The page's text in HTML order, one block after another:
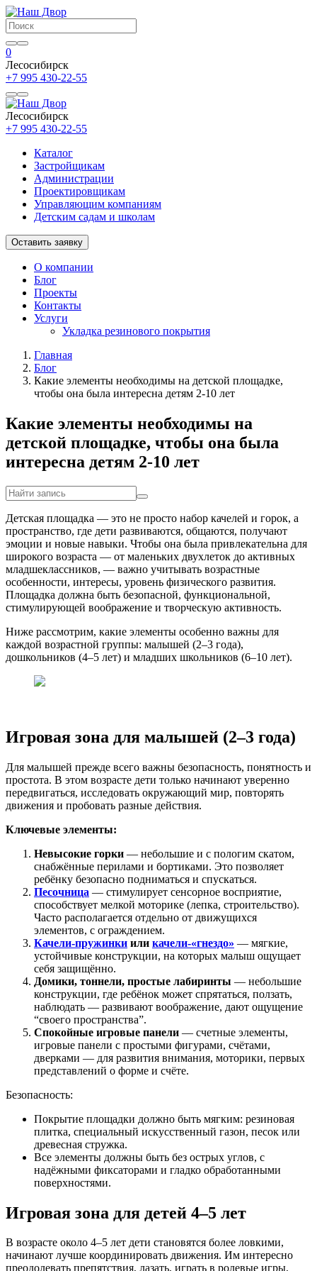
0
Лесосибирск
+7 995 430-22-55
Лесосибирск
+7 995 430-22-55
Каталог
Застройщикам
Администрации
Проектировщикам
Управляющим компаниям
Детским садам и школам
Оставить заявку
О компании
Блог
Проекты
Контакты
Услуги
Укладка резинового покрытия
Главная
Блог
Какие элементы необходимы на детской площадке,
чтобы она была интересна детям 2-10 лет
Какие элементы необходимы на
детской площадке, чтобы она была
интересна детям 2-10 лет
Детская площадка — это не просто набор качелей и горок, а
пространство, где дети развиваются, общаются, получают
эмоции и новые навыки. Чтобы она была привлекательна для
широкого возраста — от маленьких двухлеток до активных
младшеклассников, — важно учитывать возрастные
особенности, интересы, уровень физического развития.
Площадка должна быть безопасной, функциональной,
стимулирующей воображение и творческую активность.
Ниже рассмотрим, какие элементы особенно важны для
каждой возрастной группы: малышей (2–3 года),
дошкольников (4–5 лет) и младших школьников (6–10 лет).
Игровая зона для малышей (2–3 года)
Для малышей прежде всего важны безопасность, понятность и
простота. В этом возрасте дети только начинают уверенно
передвигаться, исследовать окружающий мир, повторять
движения и пробовать разные действия.
Ключевые элементы:
Невысокие горки — небольшие и с пологим скатом,
снабжённые перилами и бортиками. Это позволяет
ребёнку безопасно подниматься и спускаться.
Песочница — стимулирует сенсорное восприятие,
способствует мелкой моторике (лепка, строительство).
Часто располагается отдельно от движущихся
элементов, с ограждением.
Качели-пружинки или качели-«гнездо» — мягкие,
устойчивые конструкции, на которых малыш ощущает
себя защищённо.
Домики, тоннели, простые лабиринты — небольшие
конструкции, где ребёнок может спрятаться, ползать,
наблюдать — развивают воображение, дают ощущение
“своего пространства”.
Спокойные игровые панели — счетные элементы,
игровые панели с простыми фигурами, счётами,
дверками — для развития внимания, моторики, первых
представлений о форме и счёте.
Безопасность:
Покрытие площадки должно быть мягким: резиновая
плитка, специальный искусственный газон, песок или
древесная стружка.
Все элементы должны быть без острых углов, с
надёжными фиксаторами и гладко обработанными
поверхностями.
Игровая зона для детей 4–5 лет
В возрасте около 4–5 лет дети становятся более ловкими,
начинают лучше координировать движения. Им интересно
преодолевать препятствия, лазать, играть в ролевые игры,